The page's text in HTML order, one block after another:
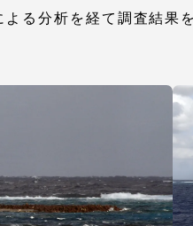
よる分析を経て調査結果
アクセス情